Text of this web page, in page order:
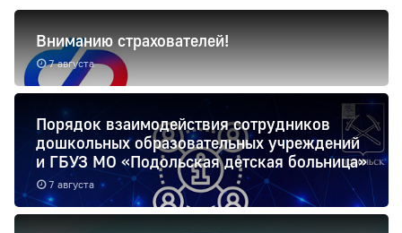
7 августа
Вниманию страхователей!
7 августа
Порядок взаимодействия сотрудников
дошкольных образовательных учреждений
и ГБУЗ МО «Подольская детская больница»